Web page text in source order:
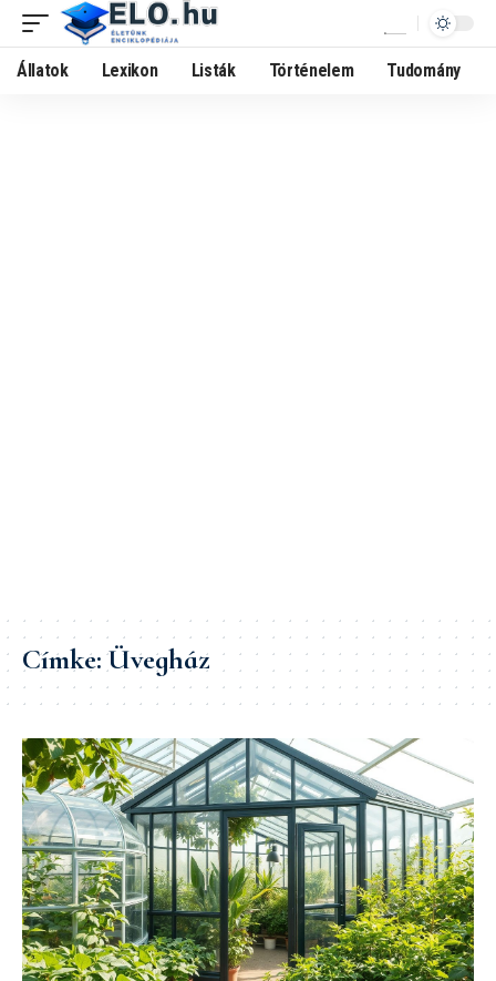
Állatok Lexikon Listák Történelem Tudomány
Címke:Üvegház